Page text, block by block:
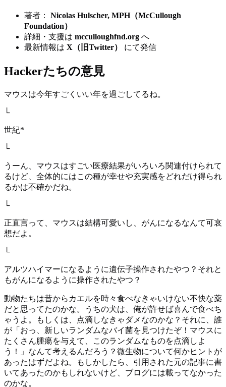
著者： Nicolas Hulscher, MPH（McCullough
Foundation）
詳細・支援は mcculloughfnd.org へ
最新情報は X（旧Twitter） にて発信
Hackerたちの意見
マウスは今年すごくいい年を過ごしてるね。
└
世紀*
└
うーん、マウスはすごい医療結果がいろいろ関連付けられて
るけど、全体的にはこの種が幸せや充実感をどれだけ得られ
るかは不確かだね。
└
正直言って、マウスは結構可愛いし、がんになるなんて可哀
想だよ。
└
アルツハイマーになるように遺伝子操作されたやつ？それと
もがんになるように操作されたやつ？
動物たちは昔からカエルを時々食べなきゃいけない不快な薬
だと思ってたのかな。うちの犬は、俺が許せば喜んで食べち
ゃうよ。もしくは、点滴しなきゃダメなのかな？それに、誰
が「おっ、新しいランダムなバイ菌を見つけたぞ！マウスに
たくさん腫瘍を与えて、このランダムなものを点滴しよ
う！」なんて考えるんだろう？微生物について何かヒントが
あったはずだよね。もしかしたら、引用された元の記事に書
いてあったのかもしれないけど、ブログには載ってなかった
のかな。